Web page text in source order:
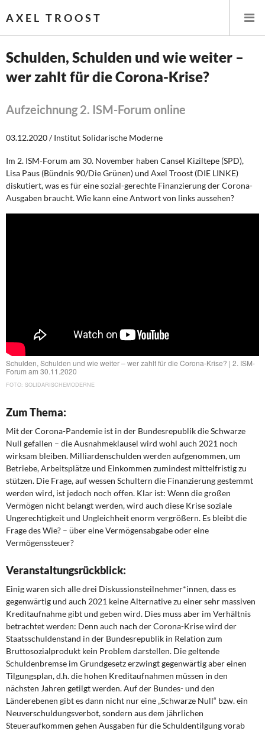
AXEL TROOST
Startseite
Themen
Memo-Gruppe
Institut Solidarische Moderne
Rosa-Luxemburg-Stiftung
Schulden, Schulden und wie weiter –
wer zahlt für die Corona-Krise?
Aufzeichnung 2. ISM-Forum online
03.12.2020 / Institut Solidarische Moderne
Im 2. ISM-Forum am 30. November haben Cansel Kiziltepe (SPD),
Lisa Paus (Bündnis 90/Die Grünen) und Axel Troost (DIE LINKE)
diskutiert, was es für eine sozial-gerechte Finanzierung der Corona-
Ausgaben braucht. Wie kann eine Antwort von links aussehen?
Schulden, Schulden und wie weiter – wer zahlt für die Corona-Krise? | 2. ISM-
Forum am 30.11.2020
SOLIDARISCHEMODERNE
Zum Thema:
Mit der Corona-Pandemie ist in der Bundesrepublik die Schwarze
Null gefallen – die Ausnahmeklausel wird wohl auch 2021 noch
wirksam bleiben. Milliardenschulden werden aufgenommen, um
Betriebe, Arbeitsplätze und Einkommen zumindest mittelfristig zu
stützen. Die Frage, auf wessen Schultern die Finanzierung gestemmt
werden wird, ist jedoch noch offen. Klar ist: Wenn die großen
Vermögen nicht belangt werden, wird auch diese Krise soziale
Ungerechtigkeit und Ungleichheit enorm vergrößern. Es bleibt die
Frage des Wie? – über eine Vermögensabgabe oder eine
Vermögenssteuer?
Veranstaltungsrückblick:
Einig waren sich alle drei Diskussionsteilnehmer*innen, dass es
gegenwärtig und auch 2021 keine Alternative zu einer sehr massiven
Kreditaufnahme gibt und geben wird. Dies muss aber im Verhältnis
betrachtet werden: Denn auch nach der Corona-Krise wird der
Staatsschuldenstand in der Bundesrepublik in Relation zum
Bruttosozialprodukt kein Problem darstellen. Die geltende
Schuldenbremse im Grundgesetz erzwingt gegenwärtig aber einen
Tilgungsplan, d.h. die hohen Kreditaufnahmen müssen in den
nächsten Jahren getilgt werden. Auf der Bundes- und den
Länderebenen gibt es dann nicht nur eine „Schwarze Null“ bzw. ein
Neuverschuldungsverbot, sondern aus dem jährlichen
Steueraufkommen gehen Ausgaben für die Schuldentilgung vorab